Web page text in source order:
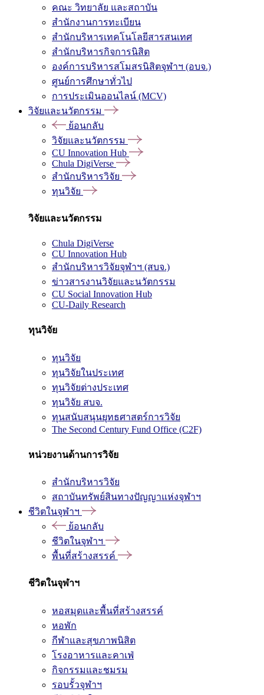
คณะ วิทยาลัย และสถาบัน
สำนักงานการทะเบียน
สำนักบริหารเทคโนโลยีสารสนเทศ
สำนักบริหารกิจการนิสิต
องค์การบริหารสโมสรนิสิตจุฬาฯ (อบจ.)
ศูนย์การศึกษาทั่วไป
การประเมินออนไลน์ (MCV)
วิจัยและนวัตกรรม
ย้อนกลับ
วิจัยและนวัตกรรม
CU Innovation Hub
Chula DigiVerse
สำนักบริหารวิจัย
ทุนวิจัย
วิจัยและนวัตกรรม
Chula DigiVerse
CU Innovation Hub
สำนักบริหารวิจัยจุฬาฯ (สบจ.)
ข่าวสารงานวิจัยและนวัตกรรม
CU Social Innovation Hub
CU-Daily Research
ทุนวิจัย
ทุนวิจัย
ทุนวิจัยในประเทศ
ทุนวิจัยต่างประเทศ
ทุนวิจัย สบจ.
ทุนสนับสนุนยุทธศาสตร์การวิจัย
The Second Century Fund Office (C2F)
หน่วยงานด้านการวิจัย
สำนักบริหารวิจัย
สถาบันทรัพย์สินทางปัญญาแห่งจุฬาฯ
ชีวิตในจุฬาฯ
ย้อนกลับ
ชีวิตในจุฬาฯ
พื้นที่สร้างสรรค์
ชีวิตในจุฬาฯ
หอสมุดและพื้นที่สร้างสรรค์
หอพัก
กีฬาและสุขภาพนิสิต
โรงอาหารและคาเฟ่
กิจกรรมและชมรม
รอบรั้วจุฬาฯ